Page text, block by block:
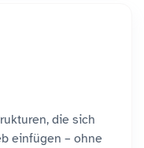
die sich
einfügen – ohne